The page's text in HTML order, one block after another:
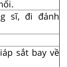
sĩ, đi đánh
sắt bay về